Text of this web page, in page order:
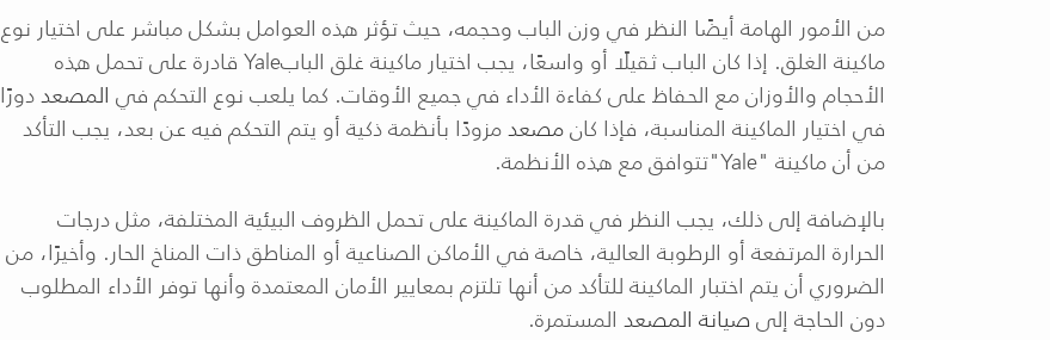
من الأمور الهامة أيضًا النظر في وزن الباب وحجمه، حيث تؤثر هذه العوامل بشكل مباشر على اختيار نوع
ماكينة الغلق. إذا كان الباب ثقيلًا أو واسعًا، يجب اختيار ماكينة غلق البابYaleقادرة على تحمل هذه
الأحجام والأوزان مع الحفاظ على كفاءة الأداء في جميع الأوقات. كما يلعب نوع التحكم في المصعددورًا
في اختيار الماكينة المناسبة، فإذا كانمصعدمزودًا بأنظمة ذكية أو يتم التحكم فيه عن بعد، يجب التأكد
من أن ماكينة "Yale"تتوافق مع هذه الأنظمة.
بالإضافة إلى ذلك، يجب النظر في قدرة الماكينة على تحمل الظروف البيئية المختلفة، مثل درجات
الحرارة المرتفعة أو الرطوبة العالية، خاصة في الأماكن الصناعية أو المناطق ذات المناخ الحار. وأخيرًا، من
الضروري أن يتم اختبار الماكينة للتأكد من أنها تلتزم بمعايير الأمان المعتمدة وأنها توفر الأداء المطلوب
دون الحاجة إلىصيانة المصعد المستمرة.